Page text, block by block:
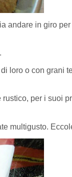
andare in giro
loro o con grani
per i suoi
multigusto.